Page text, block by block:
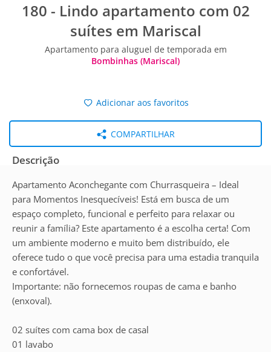
180 - Lindo apartamento com 02
suítes em Mariscal
Apartamento para aluguel de temporada em
Bombinhas (Mariscal)
Adicionar aos favoritos
COMPARTILHAR
Descrição
Apartamento Aconchegante com Churrasqueira – Ideal
para Momentos Inesquecíveis! Está em busca de um
espaço completo, funcional e perfeito para relaxar ou
reunir a família? Este apartamento é a escolha certa! Com
um ambiente moderno e muito bem distribuído, ele
oferece tudo o que você precisa para uma estadia tranquila
e confortável.
Importante: não fornecemos roupas de cama e banho
(enxoval).
02 suítes com cama box de casal
01 lavabo